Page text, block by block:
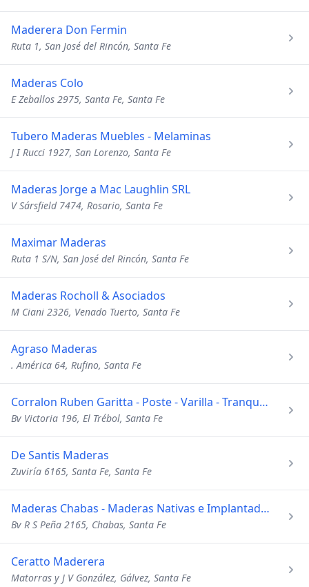
Maderera Don Fermin
Ruta 1, San José del Rincón, Santa Fe
Maderas Colo
E Zeballos 2975, Santa Fe, Santa Fe
Tubero Maderas Muebles - Melaminas
J I Rucci 1927, San Lorenzo, Santa Fe
Maderas Jorge a Mac Laughlin SRL
V Sársfield 7474, Rosario, Santa Fe
Maximar Maderas
Ruta 1 S/N, San José del Rincón, Santa Fe
Maderas Rocholl & Asociados
M Ciani 2326, Venado Tuerto, Santa Fe
Agraso Maderas
. América 64, Rufino, Santa Fe
Corralon Ruben Garitta - Poste - Varilla - Tranquera
Bv Victoria 196, El Trébol, Santa Fe
De Santis Maderas
Zuviría 6165, Santa Fe, Santa Fe
Maderas Chabas - Maderas Nativas e Implantadas
Bv R S Peña 2165, Chabas, Santa Fe
Ceratto Maderera
Matorras y J V González, Gálvez, Santa Fe